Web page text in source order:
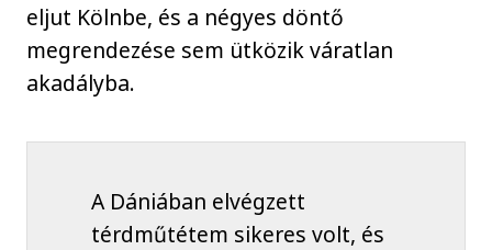
eljut Kölnbe, és a négyes döntő
megrendezése sem ütközik váratlan
akadályba.
A Dániában elvégzett
térdműtétem sikeres volt, és